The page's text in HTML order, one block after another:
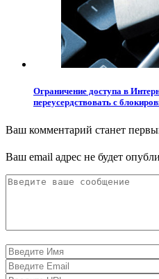
Ограничение доступа в
переусердствовать с
Ваш комментарий станет
Ваш email адрес не будет